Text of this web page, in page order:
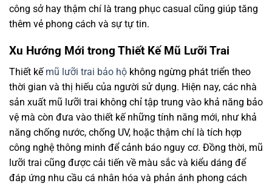
công sở hay thậm chí là trang phục casual cũng giúp tăng
thêm vẻ phong cách và sự tự tin.
Xu Hướng Mới trong Thiết Kế Mũ Lưỡi Trai
Thiết kế mũ lưỡi trai bảo hộ không ngừng phát triển theo
thời gian và thị hiếu của người sử dụng. Hiện nay, các nhà
sản xuất mũ lưỡi trai không chỉ tập trung vào khả năng bảo
vệ mà còn đưa vào thiết kế những tính năng mới, như khả
năng chống nước, chống UV, hoặc thậm chí là tích hợp
công nghệ thông minh để cảnh báo nguy cơ. Đồng thời, mũ
lưỡi trai cũng được cải tiến về màu sắc và kiểu dáng để
đáp ứng nhu cầu cá nhân hóa và phản ánh phong cách